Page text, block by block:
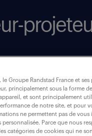
le Groupe Randstad France et
principalement sous la forme
et sont principalement
de notre site, et pour
ne permettent pas de
Parce que nous
catégories de cookies qui ne